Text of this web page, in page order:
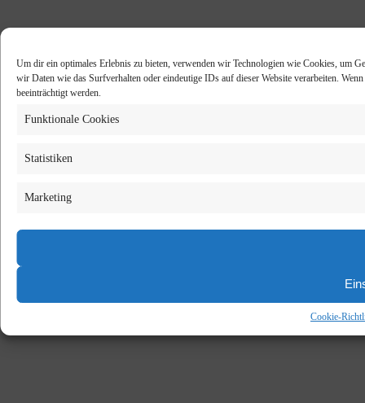
Um dir ein optimales Erlebnis zu bieten, verwenden wir Technologien wie Cookies, um
wir Daten wie das Surfverhalten oder eindeutige IDs auf dieser Website verarbeiten.
beeinträchtigt werden.
Funktionale Cookies
Statistiken
Marketing
Cookie-